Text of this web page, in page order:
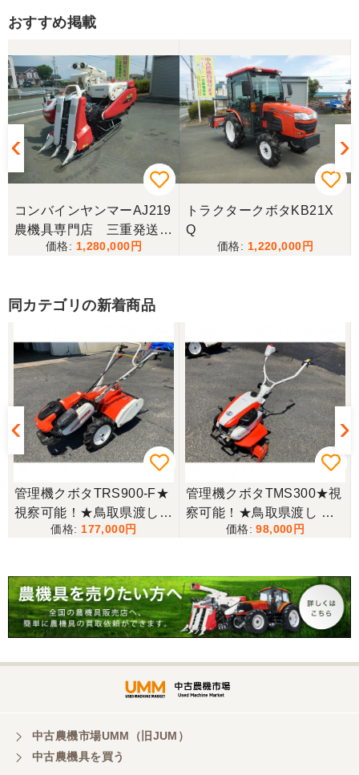
この度はお世話になりました。また、機会があれば
よろしくお願いします。
三重県／ユウスケ
購入から引き取りまでスムーズでした。ありがとう
ございました。
三重県／
当方の要望に対して、素早く対応していただき感謝
スタッフの鈴木さんが親切で機械に詳しく 丁寧にご
対応頂きました。 ありがとう！ 少し距離はあります
が、今後も農機具を買う際はのうき屋さんを利用し
ようと思います。
三重県／miraisann
写真と現物が違いすぎる
三重県／谷本勝美
こちらの、対応も、よく、大変、満足、です。
三重県／谷本勝美
こちらの、対応、も、よくして、くれました。
対応も、よくしてくれました、有難うございまし
三重県／山本
おすすめ掲載
コンバインヤンマーAJ219
農機具専門店 三重発送整
備済み
1,280,000
トラクタークボタKB21X
Q
1,220,000
同カテゴリの新着商品
管理機クボタTRS900-F★
視察可能！★鳥取県渡し
クボタ 管理機 TRS900-F
現状渡し【P11485814】
177,000
管理機クボタTMS300★視
察可能！★鳥取県渡し ク
ボタ 管理機 TMS300 ガソ
渡し【P11485817】
98,000
中古農機市場UMM（旧JUM）
中古農機具を買う